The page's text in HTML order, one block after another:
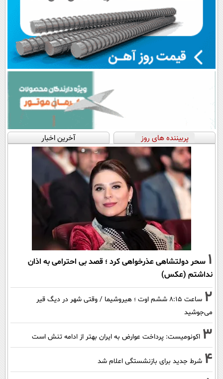
پربیننده های روز آخرین اخبار
1 سحر دولتشاهی عذرخواهی کرد ؛ قصد بی احترامی به اذان
نداشتم (عکس)
2
ساعت ۸:۱۵ ششم اوت ؛ هیروشیما / وقتی شهر در دیگ قیر
می‌جوشید
3 اکونومیست: پرداخت عوارض به ایران بهتر از ادامه تنش است
4 شرط جدید برای بازنشستگی اعلام شد